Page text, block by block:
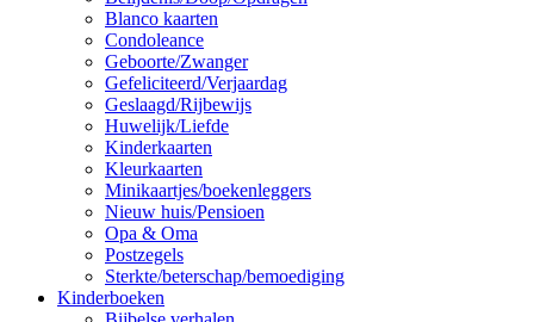
Blanco kaarten
Condoleance
Geboorte/Zwanger
Gefeliciteerd/Verjaardag
Geslaagd/Rijbewijs
Huwelijk/Liefde
Kinderkaarten
Kleurkaarten
Minikaartjes/boekenleggers
Nieuw huis/Pensioen
Opa & Oma
Postzegels
Sterkte/beterschap/bemoediging
Kinderboeken